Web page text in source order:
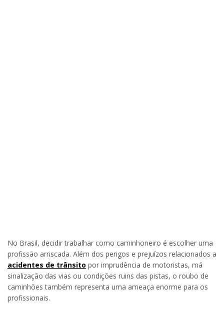
No Brasil, decidir trabalhar como caminhoneiro é escolher uma
profissão arriscada. Além dos perigos e prejuízos relacionados a
acidentes de trânsito por imprudência de motoristas, má
sinalização das vias ou condições ruins das pistas, o roubo de
caminhões também representa uma ameaça enorme para os
profissionais.